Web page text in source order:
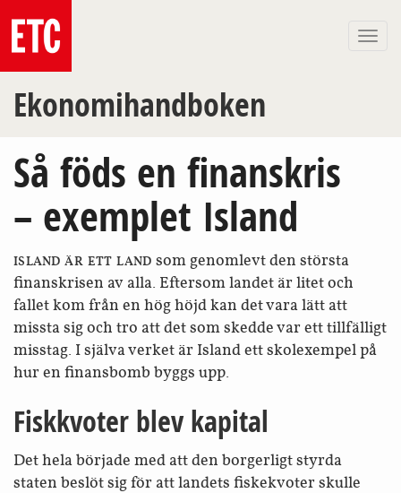
Ekonomihandboken
Så föds en finanskris
– exemplet Island
ISLAND ÄR ETT LAND som genomlevt den största
finans­krisen av alla. Eftersom landet är litet och
fallet kom från en hög höjd kan det vara lätt att
missta sig och tro att det som skedde var ett tillfälligt
misstag. I själva verket är Island ett skol­exempel på
hur en finans­bomb byggs upp.
Fiskkvoter blev kapital
Det hela började med att den borgerligt styrda
staten beslöt sig för att landets fiske­kvoter skulle